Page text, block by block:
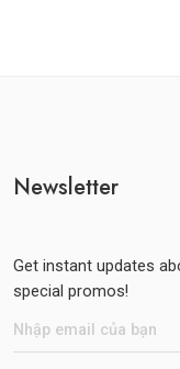
Newsletter
Get instant updates
special promos!